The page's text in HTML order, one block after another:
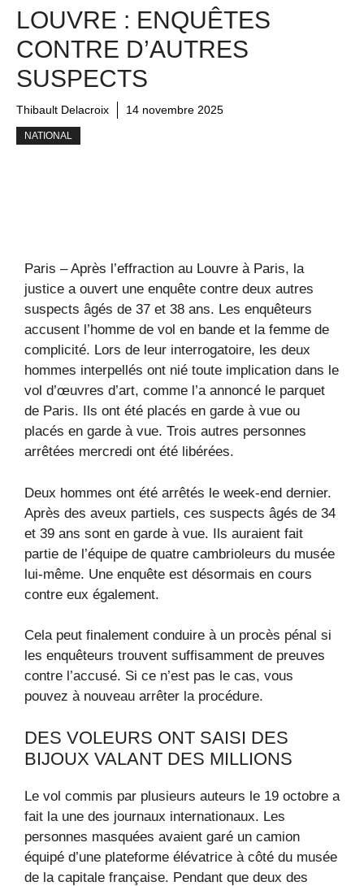
LOUVRE : ENQUÊTES
CONTRE D’AUTRES
SUSPECTS
Thibault Delacroix 14 novembre 2025
NATIONAL
Paris – Après l’effraction au Louvre à Paris, la
justice a ouvert une enquête contre deux autres
suspects âgés de 37 et 38 ans. Les enquêteurs
accusent l’homme de vol en bande et la femme de
complicité. Lors de leur interrogatoire, les deux
hommes interpellés ont nié toute implication dans le
vol d’œuvres d’art, comme l’a annoncé le parquet
de Paris. Ils ont été placés en garde à vue ou
placés en garde à vue. Trois autres personnes
arrêtées mercredi ont été libérées.
Deux hommes ont été arrêtés le week-end dernier.
Après des aveux partiels, ces suspects âgés de 34
et 39 ans sont en garde à vue. Ils auraient fait
partie de l’équipe de quatre cambrioleurs du musée
lui-même. Une enquête est désormais en cours
contre eux également.
Cela peut finalement conduire à un procès pénal si
les enquêteurs trouvent suffisamment de preuves
contre l’accusé. Si ce n’est pas le cas, vous
pouvez à nouveau arrêter la procédure.
DES VOLEURS ONT SAISI DES
BIJOUX VALANT DES MILLIONS
Le vol commis par plusieurs auteurs le 19 octobre a
fait la une des journaux internationaux. Les
personnes masquées avaient garé un camion
équipé d’une plateforme élévatrice à côté du musée
de la capitale française. Pendant que deux des